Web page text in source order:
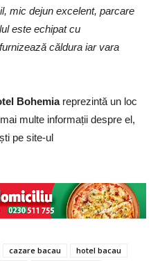
mic dejun excelent, parcare
este echipat cu
căldura iar vara
Bohemiareprezintă un loc
multe informații despre el,
pe site-ul
cazare bacau hotel bacau